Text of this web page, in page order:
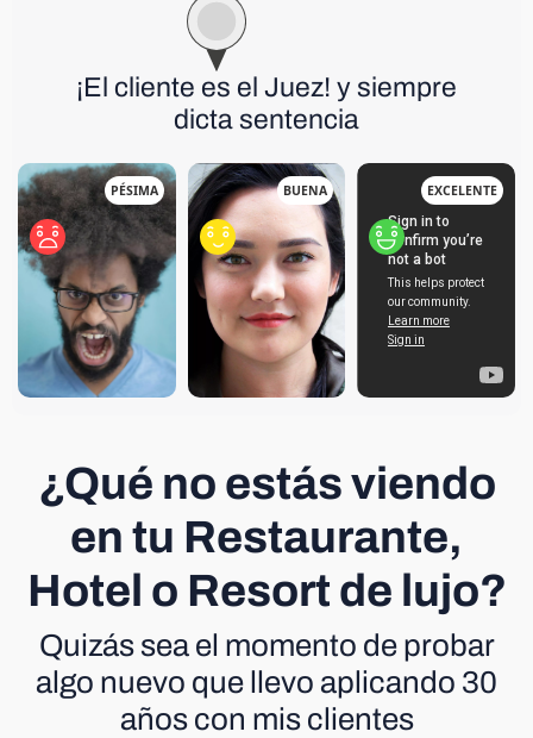
¡El cliente es el Juez! y siempre
dicta sentencia
PÉSIMA BUENA EXCELENTE
¿Qué no estás viendo
en tu Restaurante,
Hotel o Resort de lujo?
Quizás sea el momento de probar
algo nuevo que llevo aplicando 30
años con mis clientes